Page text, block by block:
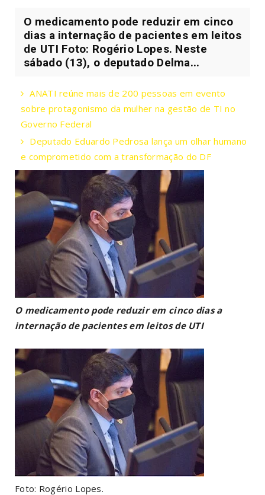
O medicamento pode reduzir em cinco
dias a internação de pacientes em leitos
de UTI Foto: Rogério Lopes. Neste
sábado (13), o deputado Delma...
ANATI reúne mais de 200 pessoas em evento
sobre protagonismo da mulher na gestão de TI no
Governo Federal
Deputado Eduardo Pedrosa lança um olhar humano
e comprometido com a transformação do DF
O medicamento pode reduzir em cinco dias a
internação de pacientes em leitos de UTI
Foto: Rogério Lopes.